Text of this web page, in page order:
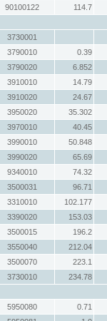
90100122
114.7
3730001
3790010
0.39
3790020
6.852
3910010
14.79
3910020
24.67
3950020
35.302
3970010
40.45
3990010
50.848
3990020
65.69
9340010
74.32
3500031
96.71
3310010
102.177
3390020
153.03
3500015
196.2
3550040
212.04
3500070
223.1
3730010
234.78
5950080
0.71